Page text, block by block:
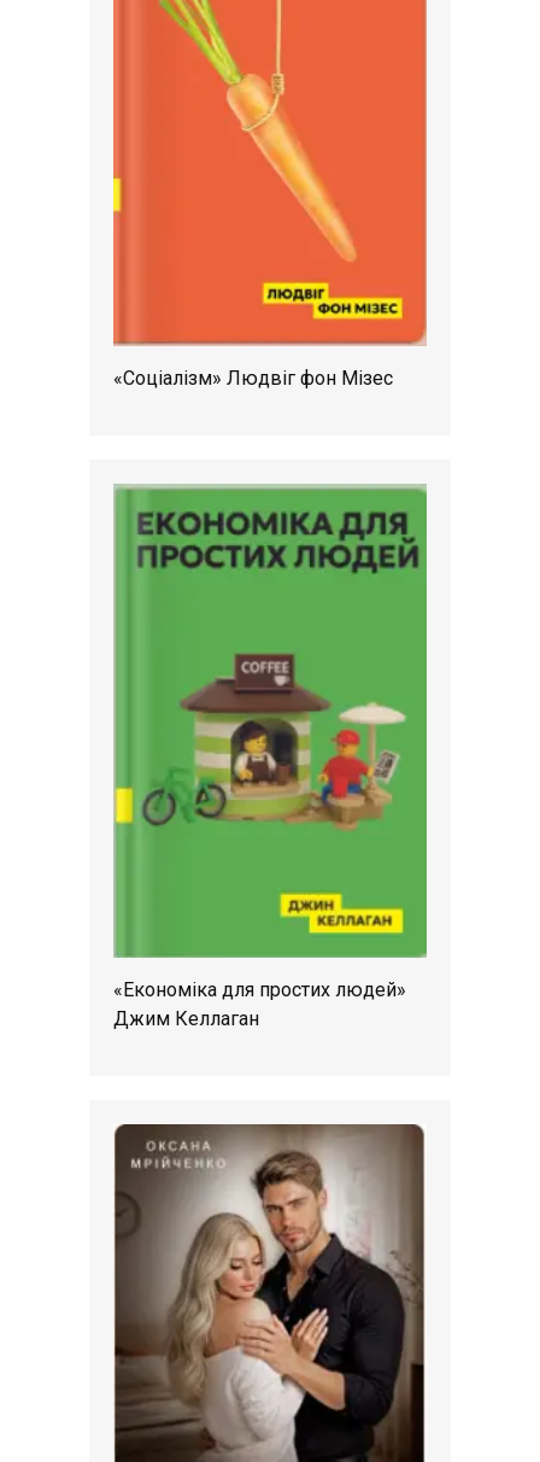
«Соціалізм» Людвіг фон Мізес
«Економіка для простих людей»
Джим Келлаган